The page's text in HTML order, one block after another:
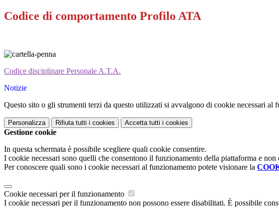
Codice di comportamento Profilo ATA
Codice disciplinare Personale A.T.A.
Notizie
Questo sito o gli strumenti terzi da questo utilizzati si avvalgono di cookie necessari
Personalizza Rifiuta tutti i cookies Accetta tutti i cookies
Gestione cookie
In questa schermata è possibile scegliere quali cookie consentire.
I cookie necessari sono quelli che consentono il funzionamento della piattaforma e
Per conoscere quali sono i cookie necessari al funzionamento potete visionare la
Cookie necessari per il funzionamento
I cookie necessari per il funzionamento non possono essere disabilitati. È possibile